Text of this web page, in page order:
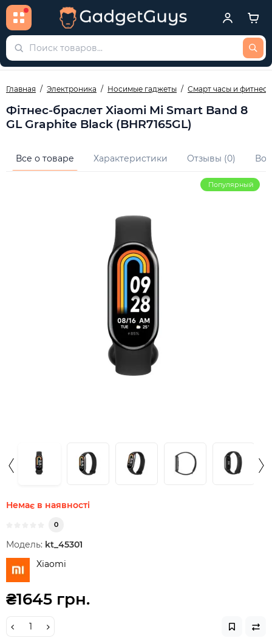
Главная Электроника Носимые гаджеты Смарт часы и фитнес
Фітнес-браслет Xiaomi Mi Smart Band 8
GL Graphite Black (BHR7165GL)
Все о товаре Характеристики Отзывы (0)
Популярный
Немає в наявності
0
Модель: kt_45301
Xiaomi
₴1645 грн.